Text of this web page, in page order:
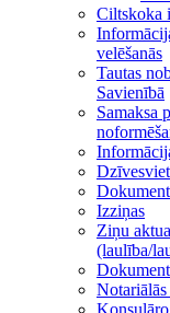
Ciltskoka
velēšanās
Tautas
Savienībā
Samaksa
Izziņas
Ziņu
(laulība/